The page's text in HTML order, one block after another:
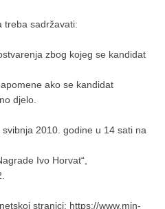
treba sadržavati:
zbog kojeg se kandidat
ako se kandidat
djelo.
2010. godine u 14 sati na
Ivo Horvat“,
stranici: https://www.min-